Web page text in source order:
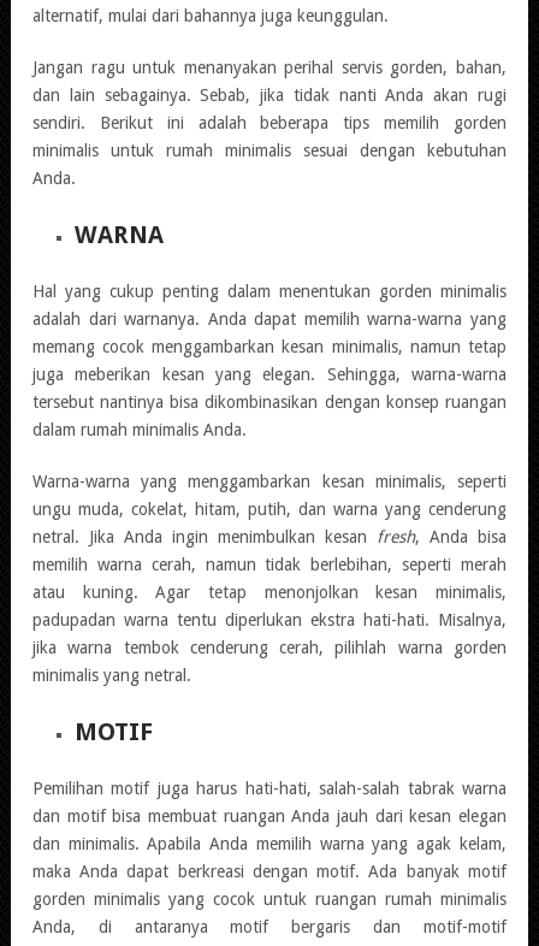
alternatif, mulai dari bahannya juga keunggulan.
Jangan ragu untuk menanyakan perihal servis gorden, bahan,
dan lain sebagainya. Sebab, jika tidak nanti Anda akan rugi
sendiri. Berikut ini adalah beberapa tips memilih gorden
minimalis untuk rumah minimalis sesuai dengan kebutuhan
Anda.
WARNA
Hal yang cukup penting dalam menentukan gorden minimalis
adalah dari warnanya. Anda dapat memilih warna-warna yang
memang cocok menggambarkan kesan minimalis, namun tetap
juga meberikan kesan yang elegan. Sehingga, warna-warna
tersebut nantinya bisa dikombinasikan dengan konsep ruangan
dalam rumah minimalis Anda.
Warna-warna yang menggambarkan kesan minimalis, seperti
ungu muda, cokelat, hitam, putih, dan warna yang cenderung
netral. Jika Anda ingin menimbulkan kesan
fresh, Anda bisa
memilih warna cerah, namun tidak berlebihan, seperti merah
atau kuning. Agar tetap menonjolkan kesan minimalis,
padupadan warna tentu diperlukan ekstra hati-hati. Misalnya,
jika warna tembok cenderung cerah, pilihlah warna gorden
minimalis yang netral.
MOTIF
Pemilihan motif juga harus hati-hati, salah-salah tabrak warna
dan motif bisa membuat ruangan Anda jauh dari kesan elegan
dan minimalis. Apabila Anda memilih warna yang agak kelam,
maka Anda dapat berkreasi dengan motif. Ada banyak motif
gorden minimalis yang cocok untuk ruangan rumah minimalis
Anda, di antaranya motif bergaris dan motif-motif